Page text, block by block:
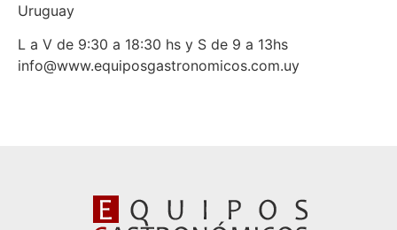
Uruguay
L a V de 9:30 a 18:30 hs y S de 9 a 13hs
info@www.equiposgastronomicos.com.uy